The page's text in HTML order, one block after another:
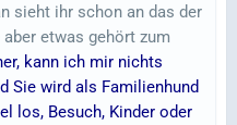
sieht ihr schon an das der
etwas gehört zum
kann ich mir nichts
Sie wird als Familienhund
los, Besuch, Kinder oder